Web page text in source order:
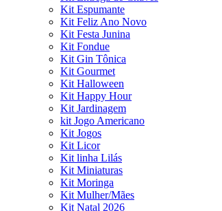
Kit Espumante
Kit Feliz Ano Novo
Kit Festa Junina
Kit Fondue
Kit Gin Tônica
Kit Gourmet
Kit Halloween
Kit Happy Hour
Kit Jardinagem
kit Jogo Americano
Kit Jogos
Kit Licor
Kit linha Lilás
Kit Miniaturas
Kit Moringa
Kit Mulher/Mães
Kit Natal 2026